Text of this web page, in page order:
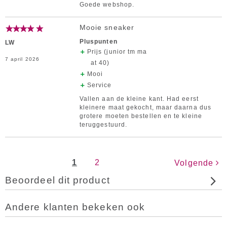
Goede webshop.
LW
7 april 2026
Mooie sneaker
Pluspunten
Prijs (junior tm ma
at 40)
Mooi
Service
Vallen aan de kleine kant. Had eerst
kleinere maat gekocht, maar daarna dus
grotere moeten bestellen en te kleine
teruggestuurd.
1 2 Volgende
Beoordeel dit product
Andere klanten bekeken ook